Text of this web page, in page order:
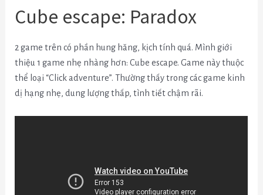
Cube escape: Paradox
2 game trên có phần hung hăng, kịch tính quá. Mình giới
thiệu 1 game nhẹ nhàng hơn: Cube escape. Game này thuộc
thể loại “Click adventure”. Thường thấy trong các game kinh
dị hạng nhẹ, dung lượng thấp, tình tiết chậm rãi.